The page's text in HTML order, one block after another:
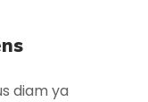
diam ya